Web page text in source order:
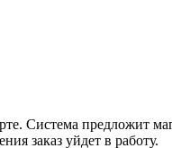
Система предложит
заказ уйдет в работу.